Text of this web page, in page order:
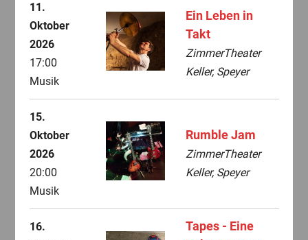
11.
Oktober
2026
17:00
Musik
Ein Leben in
Takt
ZimmerTheater
Keller, Speyer
15.
Oktober
2026
20:00
Musik
Rumble Jam
ZimmerTheater
Keller, Speyer
16.
Tapes - Eine